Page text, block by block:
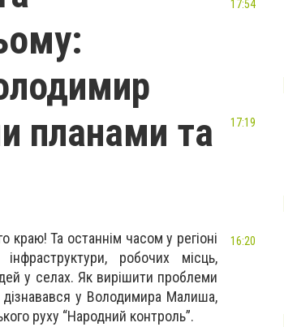
планами та
Та останнім часом у регіоні
робочих місць,
у селах. Як вирішити проблеми
у Володимира Малиша,
руху “Народний контроль”.
17:54
17:19
16:20